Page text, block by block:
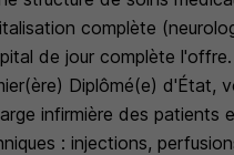
complète
de jour complète l'offre.
Diplômé(e) d'État,
infirmière des patients
: injections,